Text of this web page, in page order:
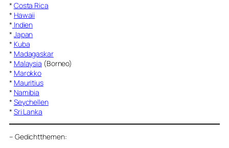
* Costa Rica
* Hawaii
* Indien
* Japan
* Kuba
* Madagaskar
* Malaysia (Borneo)
* Marokko
* Mauritius
* Namibia
* Seychellen
* Sri Lanka
– Gedichtthemen: